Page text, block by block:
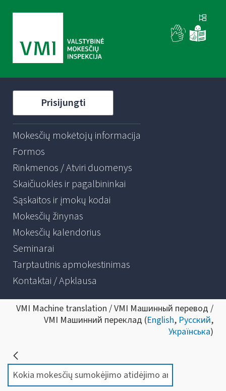
Prisijungti
Mokesčių mokėtojų informacija
Formos
Rinkmenos / Atviri duomenys
Skaičiuoklės ir pagalbininkai
Sąskaitos ir įmokų kodai
Mokesčių žinynas
Mokesčių kalendorius
Seminarai
Tarptautinis apmokestinimas
Kontaktai / Apklausa
VMI Machine translation / VMI Машинный перевод /
VMI Машинний переклад (English, Русский,
Українська)